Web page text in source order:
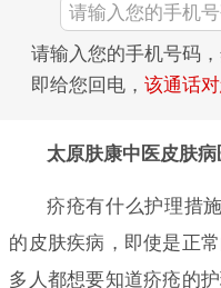
请输入您的手机号码
即给您回电， 该通话
太原肤康中医皮肤
疥疮有什么护理措
的皮肤疾病，即使是正
多人都想要知道疥疮的